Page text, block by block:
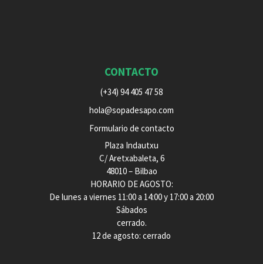
CONTACTO
(+34) 94 405 47 58
hola@sopadesapo.com
Formulario de contacto
Plaza Indautxu
C/ Aretxabaleta, 6
48010 – Bilbao
HORARIO DE AGOSTO:
De lunes a viernes 11:00 a 14:00 y 17:00 a 20:00
Sábados
cerrado.
12 de agosto: cerrado